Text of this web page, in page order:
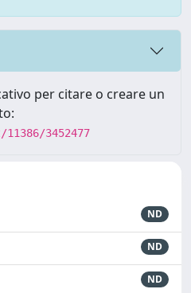
per citare o creare un
3452477
ND
ND
ND